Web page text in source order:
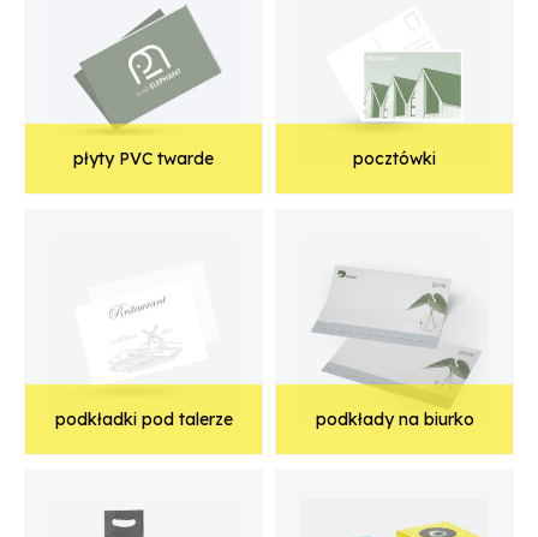
płyty PVC twarde pocztówki
podkładki pod talerze podkłady na biurko